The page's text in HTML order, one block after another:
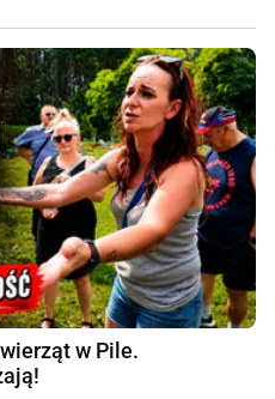
w Pile.